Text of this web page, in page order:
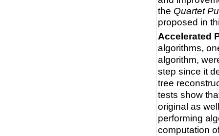
the Quartet
proposed in
Accelerated
algorithms,
algorithm,
step since it
tree
tests show
original as
performing
computation